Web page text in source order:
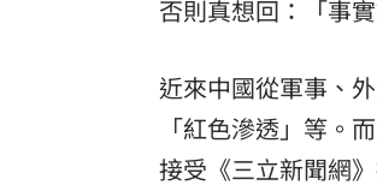
否則真想回：「事
近來中國從軍事、
「紅色滲透」等。
接受《三立新聞網